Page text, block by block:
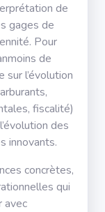
de
gages de
Pour
de
sur l’évolution
fiscalité)
des
innovants.
concrètes,
qui
avec